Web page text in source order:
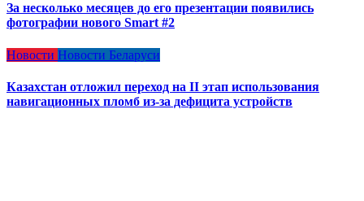
За несколько месяцев до его презентации появились
фотографии нового Smart #2
Новости Новости Беларуси
Казахстан отложил переход на II этап использования
навигационных пломб из-за дефицита устройств